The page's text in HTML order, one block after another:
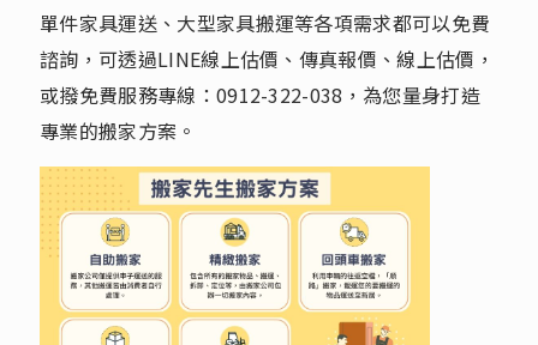
單件家具運送、大型家具搬運等各項需求都可以免費
諮詢，可透過LINE線上估價、傳真報價、線上估價，
或撥免費服務專線： 0912-322-038 ，為您量身打造
專業的搬家方案。